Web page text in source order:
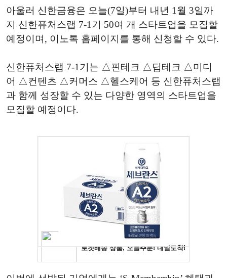
아울러 신한금융은 오늘(7일)부터 내년 1월 3일까
지 신한퓨처스랩 7-1기 50여 개 스타트업을 모집할
예정이며, 이노톡 홈페이지를 통해 신청할 수 있다.
신한퓨처스랩 7-1기는 △핀테크 △딥테크 △미디
어 △컨텐츠 △커머스 △헬스케어 등 신한퓨처스랩
과 함께 성장할 수 있는 다양한 영역의 스타트업을
모집할 예정이다.